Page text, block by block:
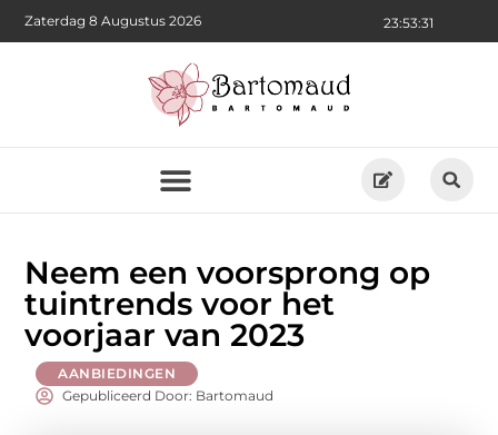
23:53:32
Zaterdag 8 Augustus 2026
Neem een voorsprong op
tuintrends voor het
voorjaar van 2023
AANBIEDINGEN
Gepubliceerd Door: Bartomaud